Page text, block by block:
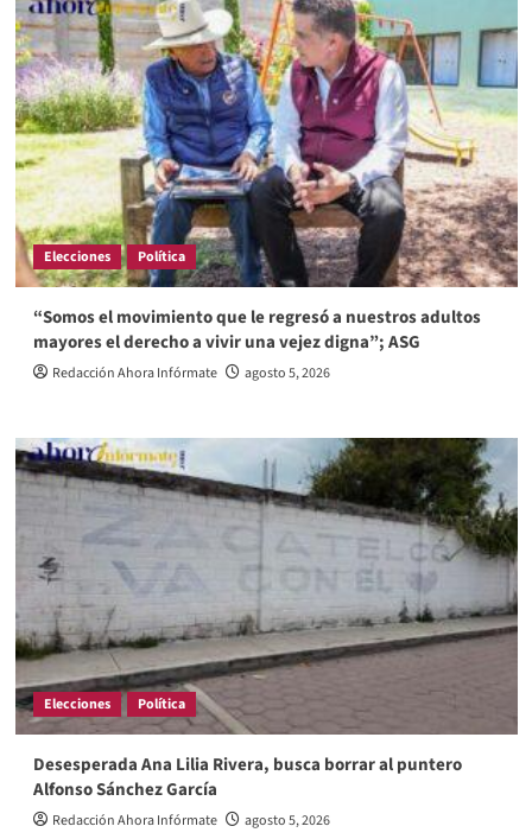
Elecciones Política
“Somos el movimiento que le regresó a nuestros adultos
mayores el derecho a vivir una vejez digna”; ASG
Redacción Ahora Infórmate agosto 5, 2026
Elecciones Política
Desesperada Ana Lilia Rivera, busca borrar al puntero
Alfonso Sánchez García
Redacción Ahora Infórmate agosto 5, 2026